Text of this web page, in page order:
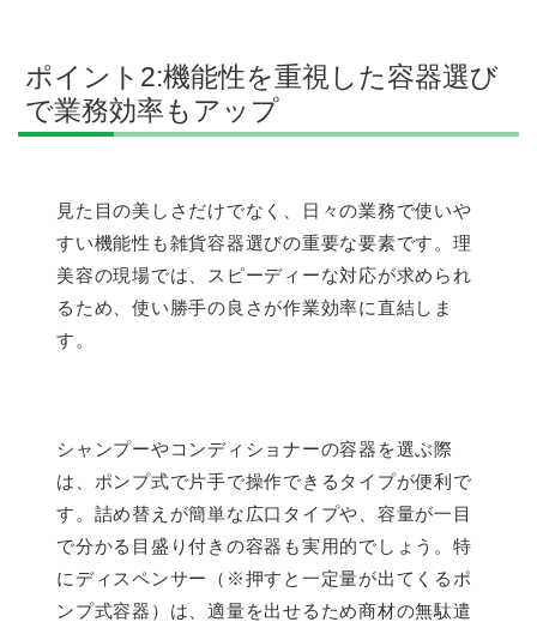
ポイント2:機能性を重視した容器選び
で業務効率もアップ
見た目の美しさだけでなく、日々の業務で使いや
すい機能性も雑貨容器選びの重要な要素です。理
美容の現場では、スピーディーな対応が求められ
るため、使い勝手の良さが作業効率に直結しま
す。
シャンプーやコンディショナーの容器を選ぶ際
は、ポンプ式で片手で操作できるタイプが便利で
す。詰め替えが簡単な広口タイプや、容量が一目
で分かる目盛り付きの容器も実用的でしょう。特
にディスペンサー（※押すと一定量が出てくるポ
ンプ式容器）は、適量を出せるため商材の無駄遣